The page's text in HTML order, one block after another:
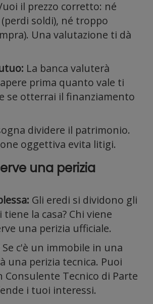
il prezzo corretto: né
soldi), né troppo
Una valutazione ti dà
La banca valuterà
prima quanto vale ti
se otterrai il finanziamento
dividere il patrimonio.
oggettiva evita litigi.
una perizia
Gli eredi si dividono gli
la casa? Chi viene
una perizia ufficiale.
Se c'è un immobile in una
una perizia tecnica. Puoi
Consulente Tecnico di Parte
i tuoi interessi.